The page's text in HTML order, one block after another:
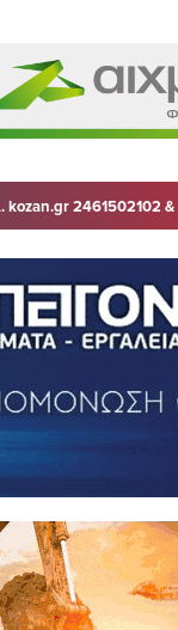
kozan.gr 2461502102